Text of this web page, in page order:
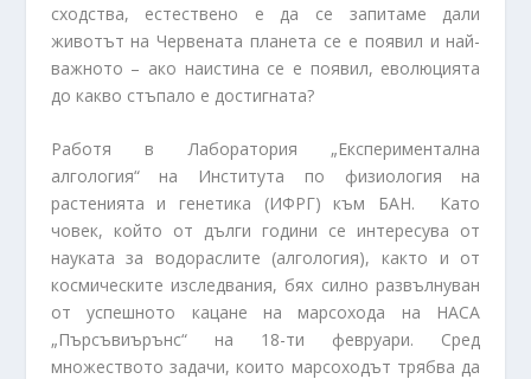
сходства, естествено е да се запитаме дали
животът на Червената планета се е появил и най-
важното – ако наистина се е появил, еволюцията
до какво стъпало е достигната?
Работя в Лаборатория „Експериментална
алгология“ на Института по физиология на
растенията и генетика (ИФРГ) към БАН. Като
човек, който от дълги години се интересува от
науката за водораслите (алгология), както и от
космическите изследвания, бях силно развълнуван
от успешното кацане на марсохода на НАСА
„Пърсъвиърънс“ на 18-ти февруари. Сред
множеството задачи, които марсоходът трябва да